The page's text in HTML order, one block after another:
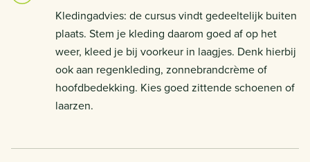
Kledingadvies: de cursus vindt gedeeltelijk buiten
plaats. Stem je kleding daarom goed af op het
weer, kleed je bij voorkeur in laagjes. Denk hierbij
ook aan regenkleding, zonnebrandcrème of
hoofdbedekking. Kies goed zittende schoenen of
laarzen.